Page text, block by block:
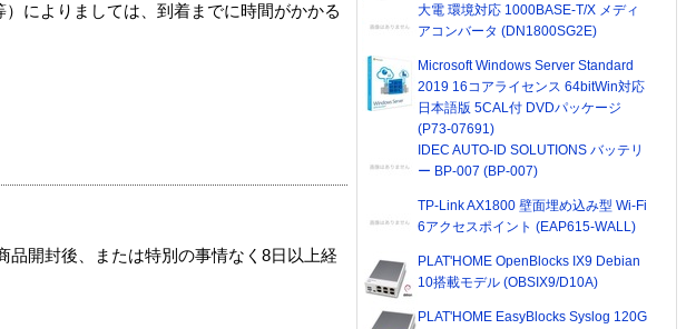
によりましては、到着までに時間がかかる
品開封後、または特別の事情なく8日以上経
大電 環境対応 1000BASE-T/X メディ
アコンバータ (DN1800SG2E)
Microsoft Windows Server Standard
2019 16コアライセンス 64bitWin対応
日本語版 5CAL付 DVDパッケージ
(P73-07691)
IDEC AUTO-ID SOLUTIONS バッテリ
ー BP-007 (BP-007)
TP-Link AX1800 壁面埋め込み型 Wi-Fi
6アクセスポイント (EAP615-WALL)
PLAT'HOME OpenBlocks IX9 Debian
10搭載モデル (OBSIX9/D10A)
PLAT'HOME EasyBlocks Syslog 120G